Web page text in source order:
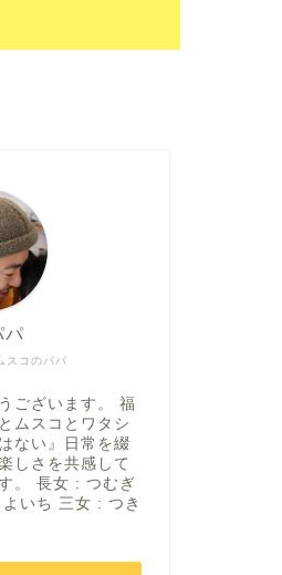
スコのパパ
パ
ございます。 福
ムスコとワタシ
ない』日常を綴
しさを共感して
。 長女 : つむぎ
いち 三女 : つき